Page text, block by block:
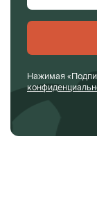
Нажимая